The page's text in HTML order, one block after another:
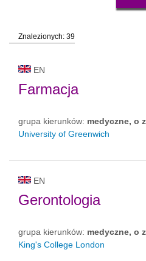
status uczelni
Znalezionych: 39
EN
Farmacja
grupa kierunków: medyczne, o
University of Greenwich
EN
Gerontologia
grupa kierunków: medyczne, o
King's College London